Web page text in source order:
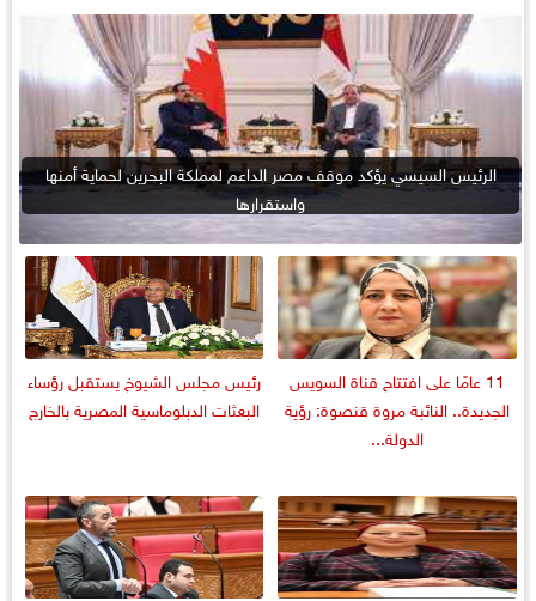
الرئيس السيسي يؤكد موقف مصر الداعم لمملكة البحرين لحماية أمنها
واستقرارها
11 عامًا على افتتاح قناة السويس
الجديدة.. النائبة مروة قنصوة: رؤية
الدولة...
رئيس مجلس الشيوخ يستقبل رؤساء
البعثات الدبلوماسية المصرية بالخارج